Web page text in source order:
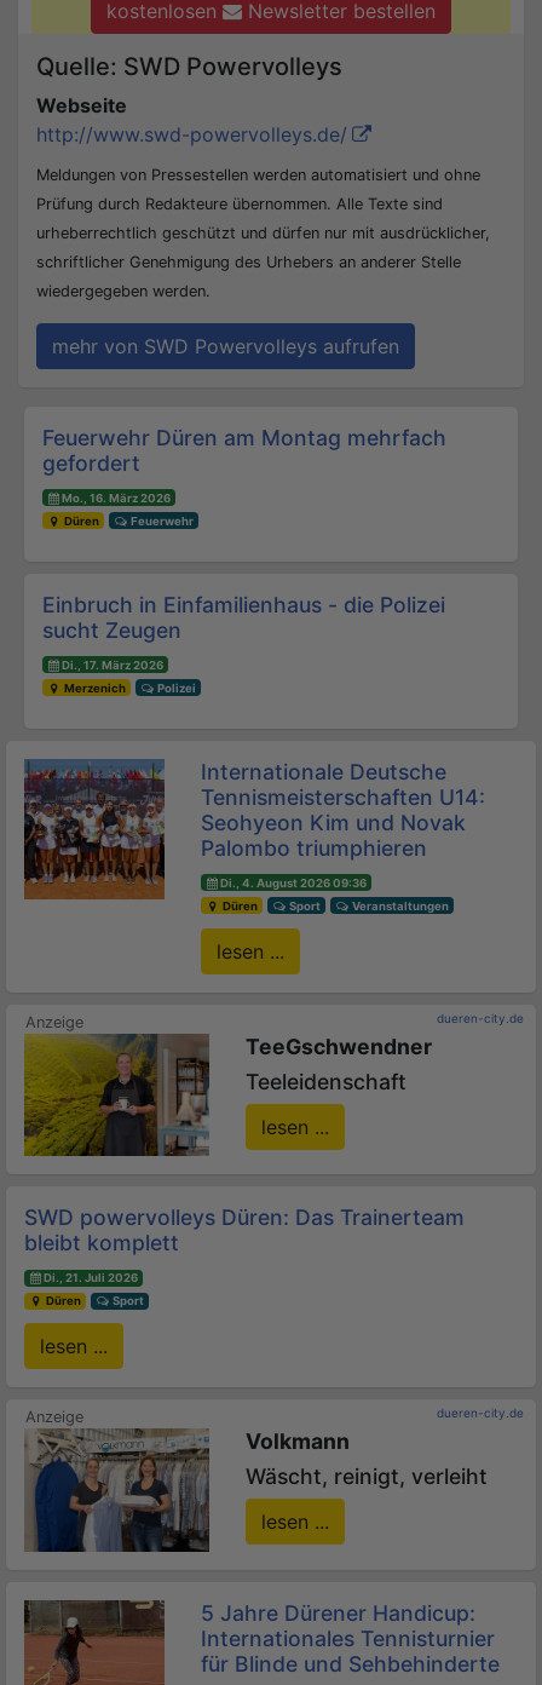
kostenlosen
Newsletter bestellen
Quelle: SWD Powervolleys
Webseite
http://www.swd-powervolleys.de/
Meldungen von Pressestellen werden automatisiert und ohne
Prüfung durch Redakteure übernommen. Alle Texte sind
urheberrechtlich geschützt und dürfen nur mit ausdrücklicher,
schriftlicher Genehmigung des Urhebers an anderer Stelle
wiedergegeben werden.
mehr von SWD Powervolleys aufrufen
Beitrags-Navigation
Feuerwehr Düren am Montag mehrfach
gefordert
Mo., 16. März 2026
Düren
Feuerwehr
Einbruch in Einfamilienhaus - die Polizei
sucht Zeugen
Di., 17. März 2026
Merzenich
Polizei
Internationale Deutsche
Tennismeisterschaften U14:
Seohyeon Kim und Novak
Palombo triumphieren
Di., 4. August 2026 09:36
Düren
Sport Veranstaltungen
lesen ...
dueren-city.de
TeeGschwendner
Teeleidenschaft
lesen ...
SWD powervolleys Düren: Das Trainerteam
bleibt komplett
Di., 21. Juli 2026
Düren
Sport
lesen ...
dueren-city.de
Volkmann
Wäscht, reinigt, verleiht
lesen ...
5 Jahre Dürener Handicup:
Internationales Tennisturnier
für Blinde und Sehbehinderte